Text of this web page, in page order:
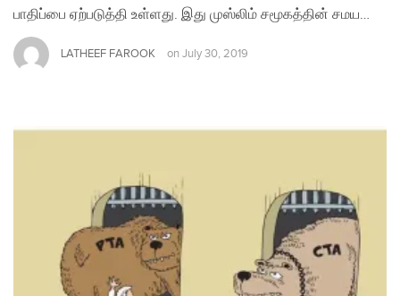
பாதிப்பை ஏற்படுத்தி உள்ளது. இது முஸ்லிம் சமூகத்தின் சமய…
LATHEEF FAROOK on July 30, 2019